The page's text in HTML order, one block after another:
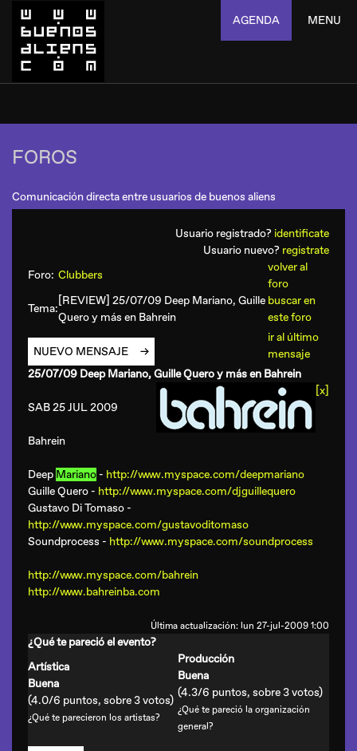
AGENDA MENU
FOROS
Comunicación directa entre usuarios de buenos aliens
Usuario registrado? identificate
Usuario nuevo? registrate
Foro: Clubbers
volver al
foro
Tema:
[REVIEW] 25/07/09 Deep Mariano, Guille
Quero y más en Bahrein
buscar en
este foro
NUEVO MENSAJE
ir al último
mensaje
25/07/09 Deep Mariano, Guille Quero y más en Bahrein
[x]
SAB 25 JUL 2009
Bahrein
Deep Mariano - http://www.myspace.com/deepmariano
Guille Quero - http://www.myspace.com/djguillequero
Gustavo Di Tomaso -
http://www.myspace.com/gustavoditomaso
Soundprocess - http://www.myspace.com/soundprocess
http://www.myspace.com/bahrein
http://www.bahreinba.com
Última actualización: lun 27-jul-2009 1:00
¿Qué te pareció el evento?
Artística
Buena
(4.0/6 puntos, sobre 3 votos)
¿Qué te parecieron los artistas?
Producción
Buena
(4.3/6 puntos, sobre 3 votos)
¿Qué te pareció la organización
general?